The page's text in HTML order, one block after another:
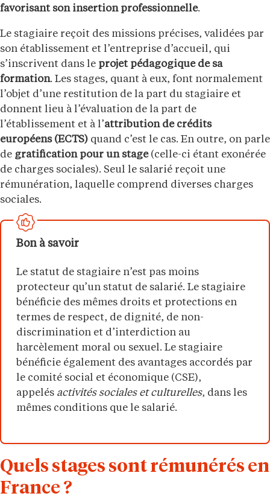
favorisant son insertion professionnelle.
Le stagiaire reçoit des missions précises, validées par
son établissement et l’entreprise d’accueil, qui
s’inscrivent dans le projet pédagogique de sa
formation. Les stages, quant à eux, font normalement
l’objet d’une restitution de la part du stagiaire et
donnent lieu à l’évaluation de la part de
l’établissement et à l’attribution de crédits
européens (ECTS) quand c’est le cas. En outre, on parle
de gratification pour un stage(celle-ci étant exonérée
de charges sociales). Seul le salarié reçoit une
rémunération, laquelle comprend diverses charges
sociales.
Bon à savoir
Le statut de stagiaire n’est pas moins
protecteur qu’un statut de salarié. Le stagiaire
bénéficie des mêmes droits et protections en
termes de respect, de dignité, de non-
discrimination et d’interdiction au
harcèlement moral ou sexuel. Le stagiaire
bénéficie également des avantages accordés par
le comité social et économique (CSE),
appelés activités sociales et culturelles, dans les
mêmes conditions que le salarié.
Quels stages sont rémunérés en
France ?